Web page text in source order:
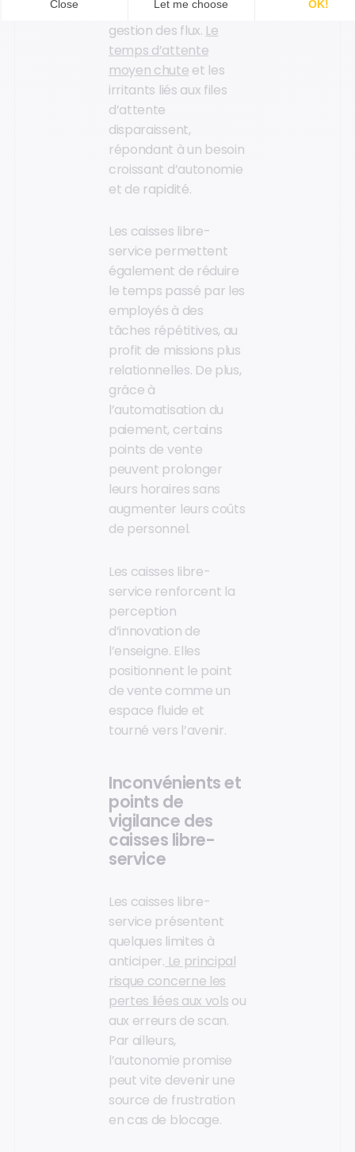
est l'optimisation de la
gestion des flux. Le
temps d’attente
moyen chute et les
irritants liés aux files
d’attente
disparaissent,
répondant à un besoin
croissant d’autonomie
et de rapidité.
Les caisses libre-
service permettent
également de réduire
le temps passé par les
employés à des
tâches répétitives, au
profit de missions plus
relationnelles. De plus,
grâce à
l’automatisation du
paiement, certains
points de vente
peuvent prolonger
leurs horaires sans
augmenter leurs coûts
de personnel.
Les caisses libre-
service renforcent la
perception
d’innovation de
l’enseigne. Elles
positionnent le point
de vente comme un
espace fluide et
tourné vers l’avenir.
Inconvénients et
points de
vigilance des
caisses libre-
service
Les caisses libre-
service présentent
quelques limites à
anticiper. Le principal
risque concerne les
pertes liées aux vols ou
aux erreurs de scan.
Par ailleurs,
l’autonomie promise
peut vite devenir une
source de frustration
en cas de blocage.